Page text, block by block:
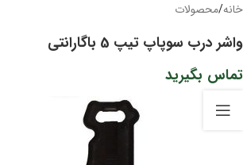
خانه/محصولات
واشر درب سوپاپ تیپ 5 باگارانتی
تماس بگیرید